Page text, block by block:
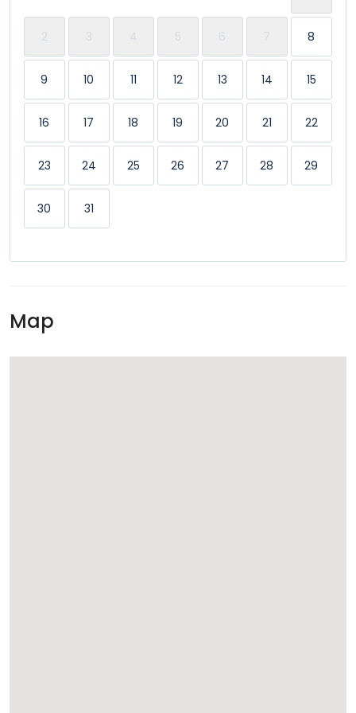
TV
Washer & Dryer
2 3 4 5 6 7 8
9 10 11 12 13 14 15
16 17 18 19 20 21 22
23 24 25 26 27 28 29
30 31
Map